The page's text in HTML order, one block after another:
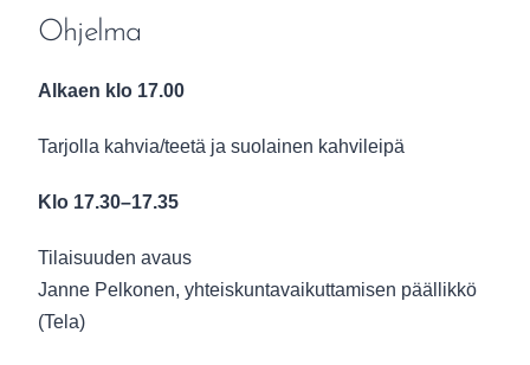
Ohjelma
Alkaen klo 17.00
Tarjolla kahvia/teetä ja suolainen kahvileipä
Klo 17.30–17.35
Tilaisuuden avaus
Janne Pelkonen, yhteiskuntavaikuttamisen päällikkö
(Tela)